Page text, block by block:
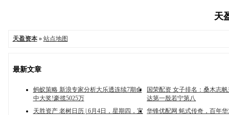
天
天盈资本» 站点地图
最新文章
蚂蚁策略 新浪专家分析大乐透连续7期命
中大奖!豪揽5025万
国荣配资 女子排名：桑木志
达第一殷若宁第八
天胜资产 老树日历 | 6月4日，星期四，宜 华锋优配网 蚝式传奇，百年